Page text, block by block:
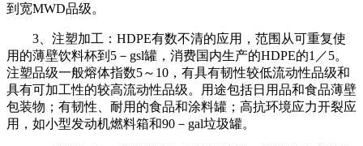
到宽MWD品级。
3 、注塑加工： HDPE有数不清的应用，范围从可重复使
用的薄壁饮料杯到 5 － gsl罐，消费国内生产的HDPE的1 ／5。
注塑品级一般熔体指数5～ 10 ，有具有韧性较低流动性品级和
具有可加工性的较高流动性品级。用途包括日用品和食品薄壁
包装物；有韧性、耐用的食品和涂料罐；高抗环境应力开裂应
用，如小型发动机燃料箱和90 － gal垃圾罐。